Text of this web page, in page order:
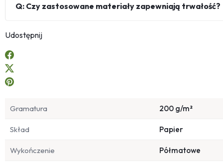
Q: Czy zastosowane materiały zapewniają trwałość?
Udostępnij
Gramatura 200 g/m²
Skład Papier
Wykończenie Półmatowe